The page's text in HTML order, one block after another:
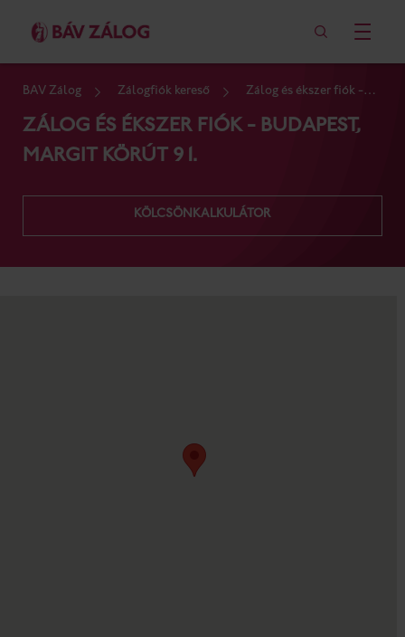
BÁV Zálog Zálogfiók kereső
Zálog és ékszer fiók -
ZÁLOG ÉS ÉKSZER FIÓK - BUDAPEST,
MARGIT KÖRÚT 91.
KÖLCSÖNKALKULÁTOR